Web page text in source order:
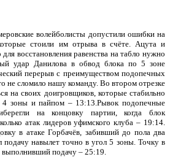
волейболисты допустили ошибки на
стоили им отрыва в счёте. Ацута и
восстановления равенства на табло нужно
удар Данилова в обвод блока по 5 зоне
перерыв с преимуществом подопечных
не сломило нашу команду. Во втором отрезке
на своих доигровщиков, которые стабильно
4 зоны и пайпом – 13:13.Рывок подопечные
на концовку партии, когда блок
атак лидеров уфимского клуба – 19:14.
в атаке Горбачёв, забивший до пола два
навылет точно в угол 5 зоны. Точку в
выполнивший подачу – 25:19.